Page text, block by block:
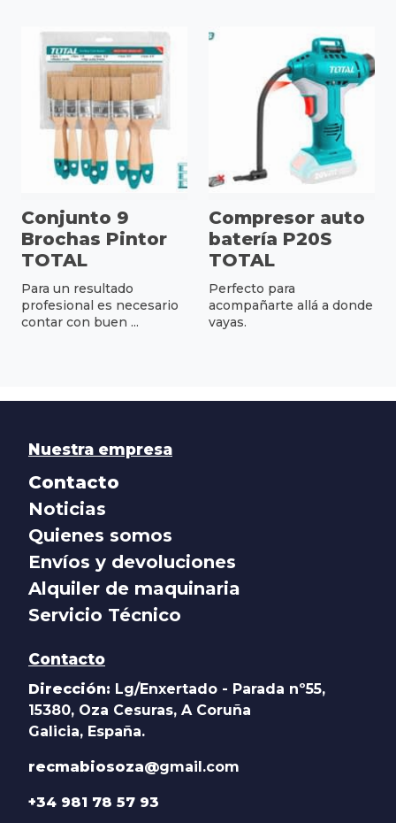
Conjunto 9
Brochas Pintor
TOTAL
Para un resultado
profesional es necesario
contar con buen ...
Compresor auto
batería P20S
TOTAL
Perfecto para
acompañarte allá a donde
vayas.
Nuestra empresa
Contacto
Noticias
Quienes somos
Envíos y devoluciones
Alquiler de maquinaria
Servicio Técnico
Contacto
Dirección: Lg/Enxertado - Parada nº55,
15380, Oza Cesuras, A Coruña
Galicia, España.
recmabiosoza@gmail.com
+34 981 78 57 93